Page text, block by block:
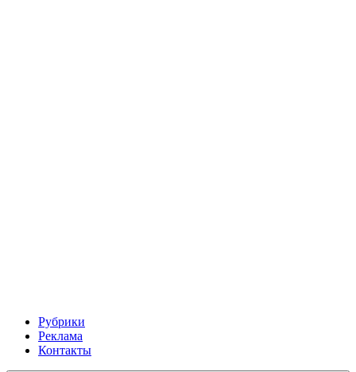
Рубрики
Реклама
Контакты